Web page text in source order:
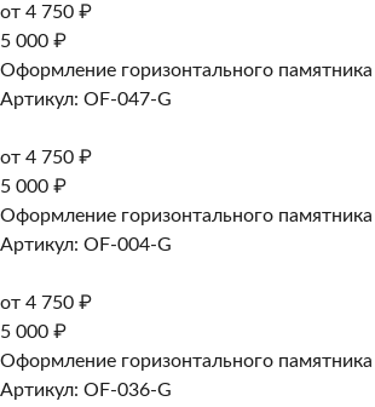
от 4 750 ₽
5 000 ₽
Оформление горизонтального
Артикул: OF-047-G
от 4 750 ₽
5 000 ₽
Оформление горизонтального
Артикул: OF-004-G
от 4 750 ₽
5 000 ₽
Оформление горизонтального
Артикул: OF-036-G